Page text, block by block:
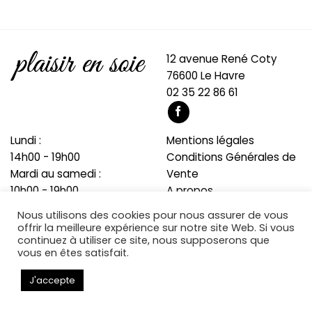
12 avenue René Coty
76600 Le Havre
02 35 22 86 61
Lundi :
14h00 - 19h00
Mardi au samedi :
10h00 - 19h00
Mentions légales
Conditions Générales de
Vente
A propos
Copyright 2026 © Développé par
Nous utilisons des cookies pour nous assurer de vous
offrir la meilleure expérience sur notre site Web. Si vous
continuez à utiliser ce site, nous supposerons que
vous en êtes satisfait.
J'accepte